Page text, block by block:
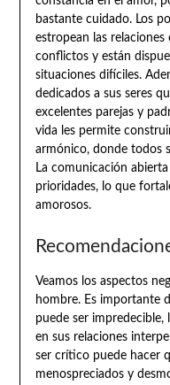
bastante cuidado. Los
estropean las relaciones
conflictos y están
situaciones difíciles.
dedicados a sus seres
excelentes parejas y
vida les permite
armónico, donde todos
La comunicación
prioridades, lo que
amorosos.
Veamos los aspectos
hombre. Es importante
puede ser impredecible,
en sus relaciones
ser crítico puede hacer
menospreciados y